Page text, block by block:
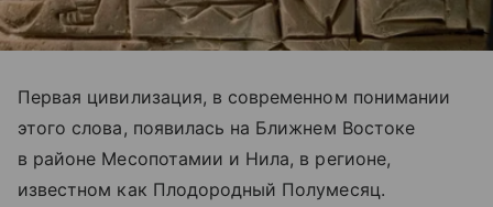
Первая цивилизация, в современном понимании
этого слова, появилась на Ближнем Востоке
в районе Месопотамии и Нила, в регионе,
известном как Плодородный Полумесяц.